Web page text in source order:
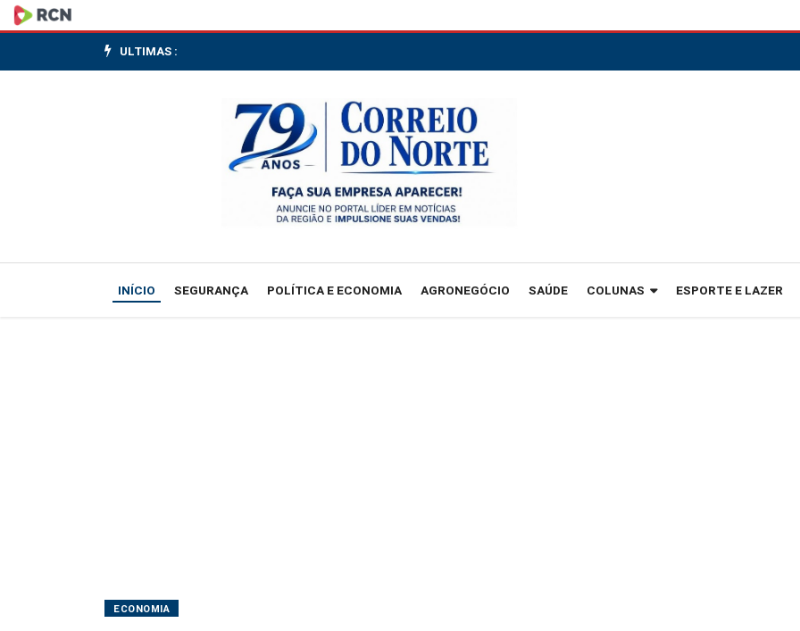
British
American
um
ULTIMAS :
INÍCIO SEGURANÇA POLÍTICA E ECONOMIA AGRONEGÓCIO SAÚDE COLUNAS ESPORTE E LAZER
ECONOMIA